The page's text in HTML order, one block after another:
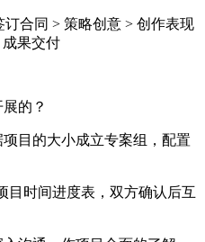
合同 > 策略创意 > 创作表现
果交付
的？
目的大小成立专案组，配置
目时间进度表，双方确认后互